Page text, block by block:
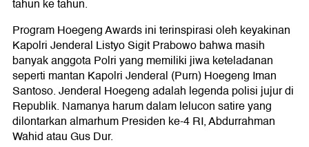
tahun ke tahun.
Program Hoegeng Awards ini terinspirasi oleh keyakinan
Kapolri Jenderal Listyo Sigit Prabowo bahwa masih
banyak anggota Polri yang memiliki jiwa keteladanan
seperti mantan Kapolri Jenderal (Purn) Hoegeng Iman
Santoso. Jenderal Hoegeng adalah legenda polisi jujur di
Republik. Namanya harum dalam lelucon satire yang
dilontarkan almarhum Presiden ke-4 RI, Abdurrahman
Wahid atau Gus Dur.